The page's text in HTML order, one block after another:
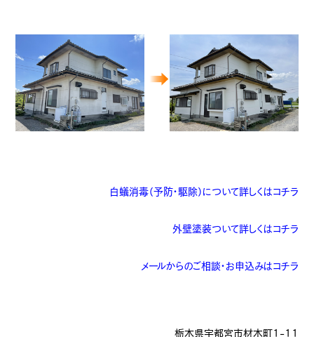
白蟻消毒（予防・駆除）について詳しくはコチラ
外壁塗装ついて詳しくはコチラ
メールからのご相談・お申込みはコチラ
栃木県宇都宮市材木町1-11